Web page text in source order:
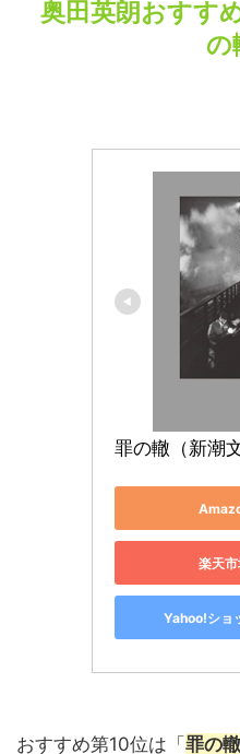
奥田英朗おすす
の
罪の轍（新潮
楽天
Yahoo!ショ
おすすめ第10位は「 罪の轍